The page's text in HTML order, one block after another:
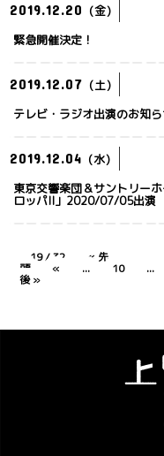
2019.12.20 (金)
緊急開催決定！
2019.12.07 (土)
テレビ・ラジオ出演のお知
2019.12.04 (水)
東京交響楽団＆サントリー
ロッパII」2020/07/05出演
19 / 32 « 先
頭 « ... 10 ...
後 »